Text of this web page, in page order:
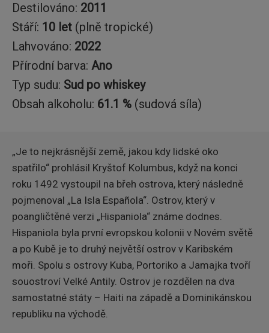
Destilováno: 2011
Stáří: 10 let (plně tropické)
Lahvováno: 2022
Přírodní barva: Ano
Typ sudu: Sud po whiskey
Obsah alkoholu: 61.1 % (sudová síla)
„Je to nejkrásnější země, jakou kdy lidské oko
spatřilo“ prohlásil Kryštof Kolumbus, když na konci
roku 1492 vystoupil na břeh ostrova, který následně
pojmenoval „La Isla Española“. Ostrov, který v
poangličtěné verzi „Hispaniola“ známe dodnes.
Hispaniola byla první evropskou kolonii v Novém světě
a po Kubě je to druhý největší ostrov v Karibském
moři. Spolu s ostrovy Kuba, Portoriko a Jamajka tvoří
souostroví Velké Antily. Ostrov je rozdělen na dva
samostatné státy – Haiti na západě a Dominikánskou
republiku na východě.